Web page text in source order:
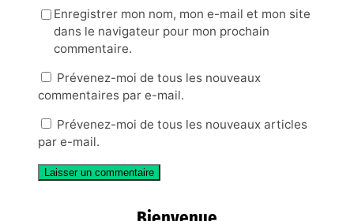
Enregistrer mon nom, mon e-mail et mon site
dans le navigateur pour mon prochain
commentaire.
Prévenez-moi de tous les nouveaux
commentaires par e-mail.
Prévenez-moi de tous les nouveaux articles
par e-mail.